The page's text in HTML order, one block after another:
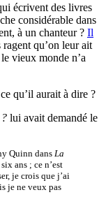
écrivent des livres
considérable dans
à un chanteur ? Il
ragent qu’on leur ait
vieux monde n’a
qu’il aurait à dire ?
lui avait demandé le
Quinn dans La
ans ; ce n’est
je crois que j’ai
je ne veux pas